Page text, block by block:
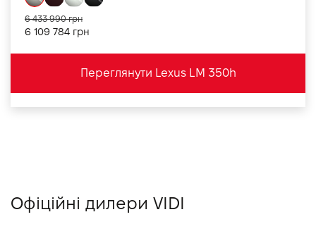
6 109 784 грн
6 433 990 грн
Переглянути Lexus LM 350h
Офіційні дилери VIDI